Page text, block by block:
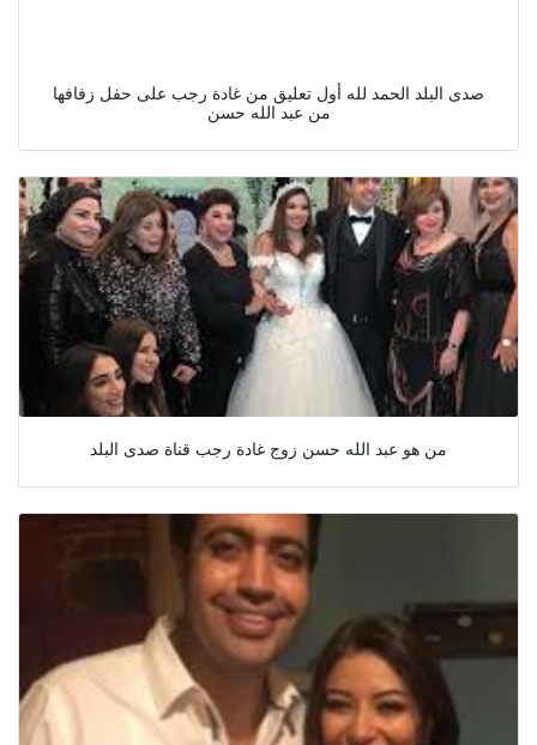
صدى البلد الحمد لله أول تعليق من غادة رجب على حفل زفافها
من عبد الله حسن
من هو عبد الله حسن زوج غادة رجب قناة صدى البلد